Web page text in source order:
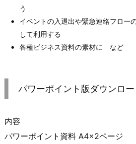
う
イベントの入退出や緊急連絡フロー
して利用する
各種ビジネス資料の素材に など
パワーポイント版ダウンロー
内容
パワーポイント資料 A4×2ページ